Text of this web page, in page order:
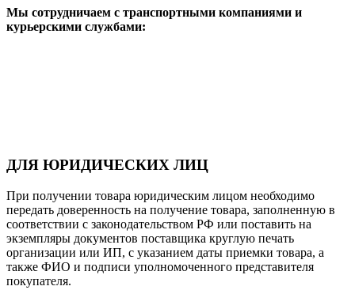
Мы сотрудничаем с транспортными компаниями и
курьерскими службами:
ДЛЯ ЮРИДИЧЕСКИХ ЛИЦ
При получении товара юридическим лицом необходимо
передать доверенность на получение товара, заполненную в
соответствии с законодательством РФ или поставить на
экземпляры документов поставщика круглую печать
организации или ИП, с указанием даты приемки товара, а
также ФИО и подписи уполномоченного представителя
покупателя.